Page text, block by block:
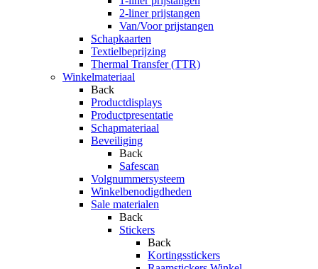
2-liner prijstangen
Van/Voor prijstangen
Schapkaarten
Textielbeprijzing
Thermal Transfer (TTR)
Winkelmateriaal
Back
Productdisplays
Productpresentatie
Schapmateriaal
Beveiliging
Back
Safescan
Volgnummersysteem
Winkelbenodigdheden
Sale materialen
Back
Stickers
Back
Kortingsstickers